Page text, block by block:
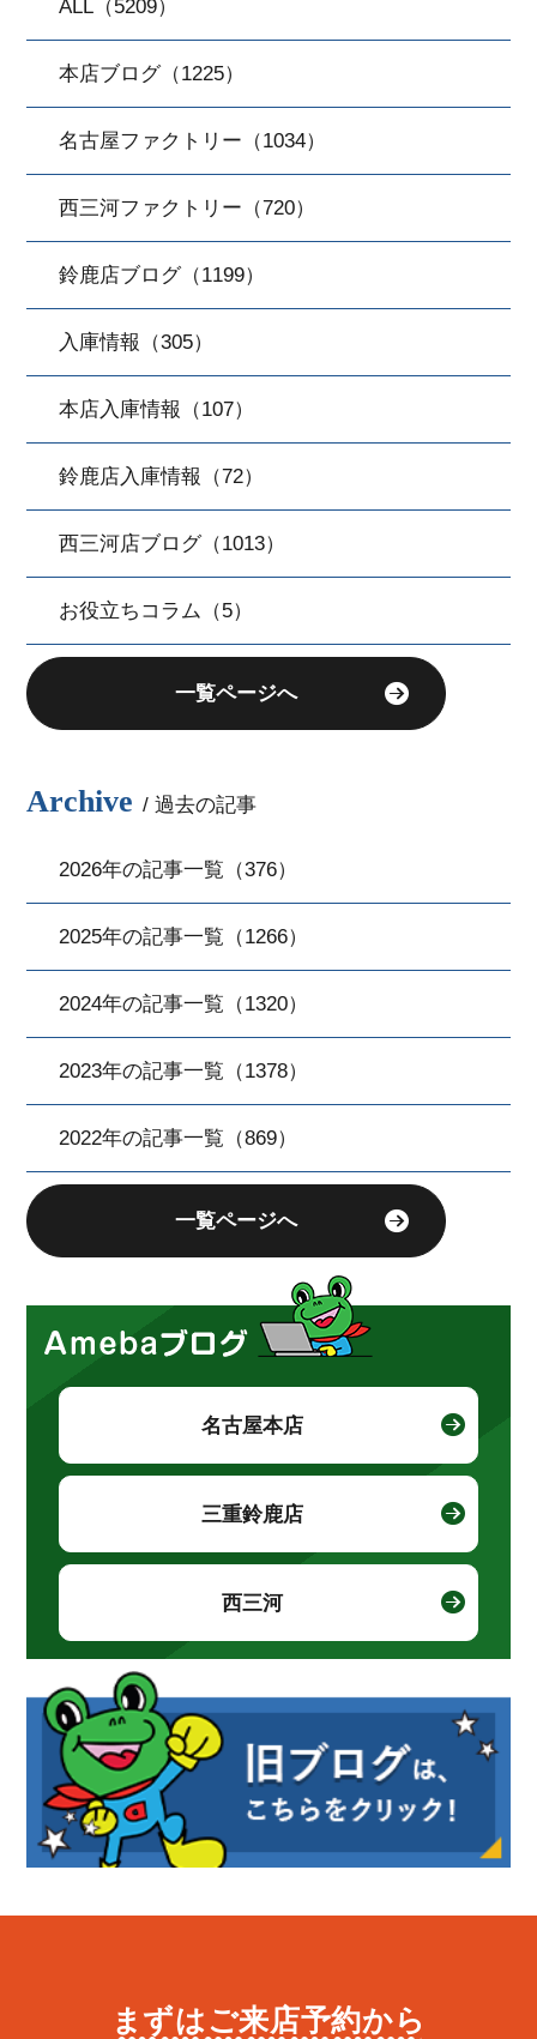
ALL（5209）
本店ブログ（1225）
名古屋ファクトリー（1034）
西三河ファクトリー（720）
鈴鹿店ブログ（1199）
入庫情報（305）
本店入庫情報（107）
鈴鹿店入庫情報（72）
西三河店ブログ（1013）
お役立ちコラム（5）
一覧ページへ
Archive / 過去の記事
2026年の記事一覧（376）
2025年の記事一覧（1266）
2024年の記事一覧（1320）
2023年の記事一覧（1378）
2022年の記事一覧（869）
一覧ページへ
名古屋本店
三重鈴鹿店
西三河
まずはご来店予約から